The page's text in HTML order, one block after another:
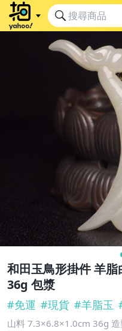
和田玉鳥形掛件 羊
36g 包漿
#免運 #現貨 #羊脂玉
山料 7.3×6.8×1.0cm 36g 造